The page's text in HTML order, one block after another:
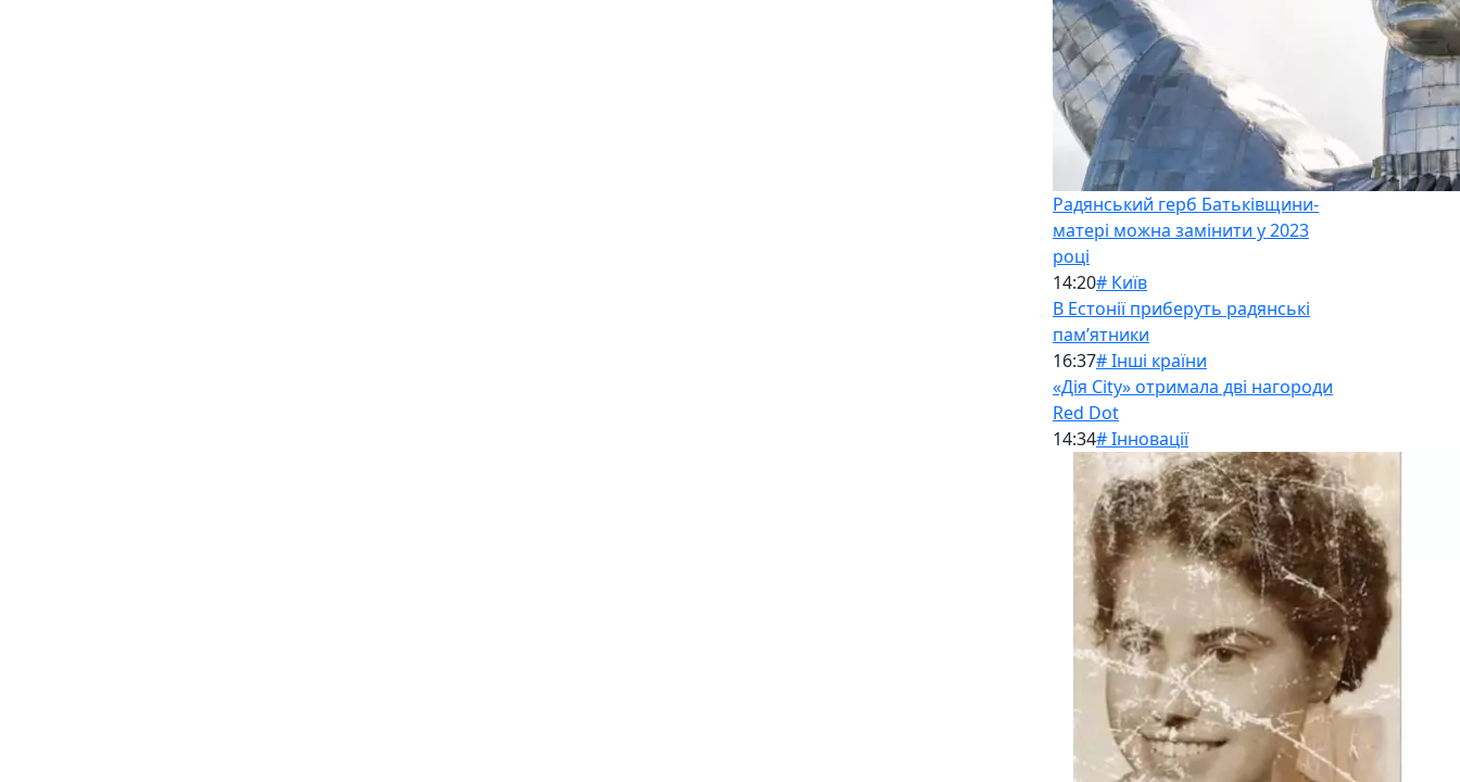
Радянський герб Батьківщини-
матері можна замінити у 2023
році
14:20# Київ
В Естонії приберуть радянські
памʼятники
16:37# Інші країни
«Дія City» отримала дві нагороди
Red Dot
14:34# Інновації